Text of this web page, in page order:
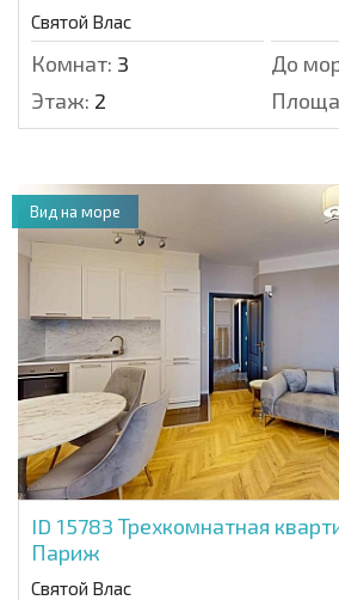
Святой Влас
Комнат: 3 До
Этаж: 2
ID 15783 Трехкомнатная
Париж
Святой Влас
Вид на море